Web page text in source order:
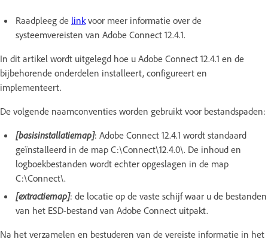
Raadpleeg de link voor meer informatie over de
systeemvereisten van Adobe Connect 12.4.1.
In dit artikel wordt uitgelegd hoe u Adobe Connect 12.4.1 en de
bijbehorende onderdelen installeert, configureert en
implementeert.
De volgende naamconventies worden gebruikt voor bestandspaden:
[basisinstallatiemap]: Adobe Connect 12.4.1 wordt standaard
geïnstalleerd in de map C:\Connect\12.4.0\. De inhoud en
logboekbestanden wordt echter opgeslagen in de map
C:\Connect\.
[extractiemap]: de locatie op de vaste schijf waar u de bestanden
van het ESD-bestand van Adobe Connect uitpakt.
Na het verzamelen en bestuderen van de vereiste informatie in het